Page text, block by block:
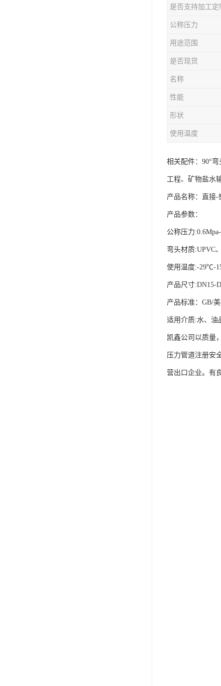
是否支持加工定
公称压力
用途范围
是否现货
名称
性能
形状
使用温度
相关配件：90°
工程、矿物盐水
产品名称：直接-
产品参数：
公称压力
弯头材质:UPVC
使用温度:-29℃-
产品尺寸:DN15-
产品标准：GB/
适用介质:水、油
凯鑫公司以质量
压力管道注册安
营出口企业。有